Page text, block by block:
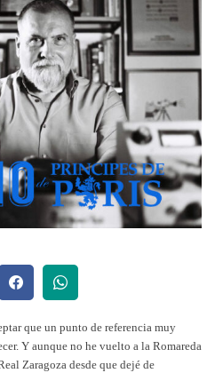
que un punto de referencia muy
Y aunque no he vuelto a la Romareda
Zaragoza desde que dejé de